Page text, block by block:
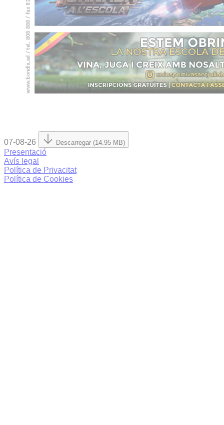
07-08-26 Descarregar (14.95 MB)
Presentació
Avís legal
Política de Privacitat
Política de Cookies